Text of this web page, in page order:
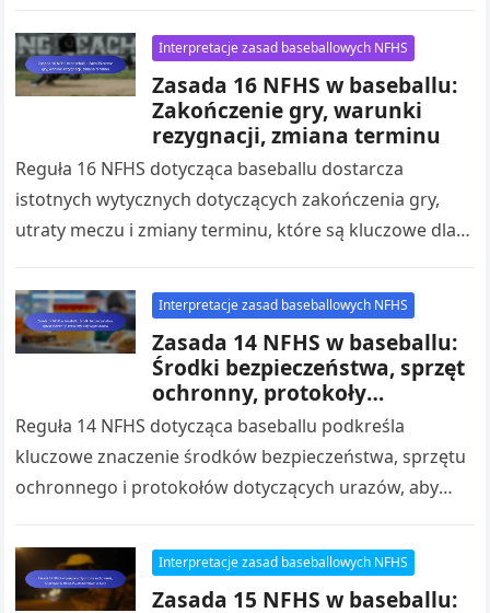
dla…
Interpretacje zasad baseballowych NFHS
Zasada 16 NFHS w baseballu:
Zakończenie gry, warunki
rezygnacji, zmiana terminu
Reguła 16 NFHS dotycząca baseballu dostarcza
istotnych wytycznych dotyczących zakończenia gry,
utraty meczu i zmiany terminu, które są kluczowe dla
Interpretacje zasad baseballowych NFHS
Zasada 14 NFHS w baseballu:
Środki bezpieczeństwa, sprzęt
ochronny, protokoły
dotyczące urazów
Reguła 14 NFHS dotycząca baseballu podkreśla
kluczowe znaczenie środków bezpieczeństwa, sprzętu
ochronnego i protokołów dotyczących urazów, aby
uczestników. Reguła ta nakłada obowiązek…
Interpretacje zasad baseballowych NFHS
Zasada 15 NFHS w baseballu: